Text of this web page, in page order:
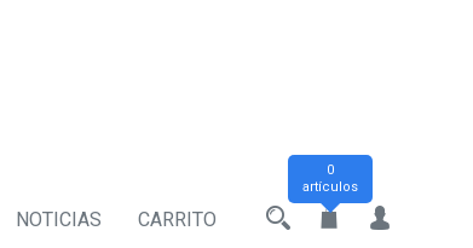
NOTICIAS CARRITO
0
artículos